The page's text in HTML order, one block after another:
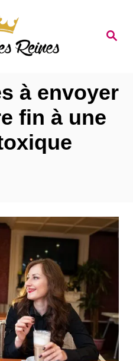
S
à envoyer
fin à une